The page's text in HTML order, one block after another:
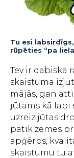
Tu esi
rūpēties “pa
Tev ir dabiska
skaistuma
mājās, gan
jūtams kā labi
uzreiz jūtas
patīk zemes
apģērbs,
skaistumu tu